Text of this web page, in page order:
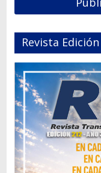
Revista Edición